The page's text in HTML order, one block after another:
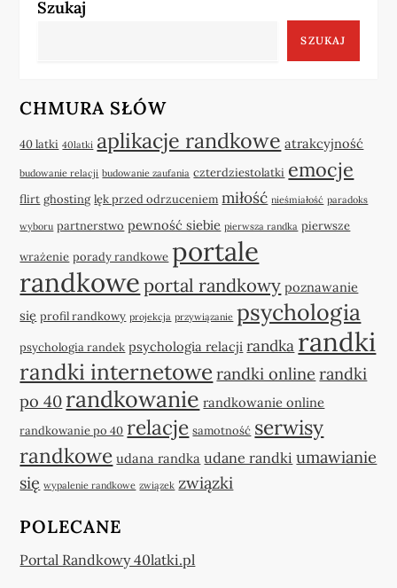
Szukaj
SZUKAJ
CHMURA SŁÓW
40 latki 40latki aplikacje randkowe atrakcyjność
budowanie relacji budowanie zaufania czterdziestolatki emocje
flirt ghosting lęk przed odrzuceniem miłość nieśmiałość paradoks
wyboru partnerstwo pewność siebie pierwsza randka pierwsze
wrażenie porady randkowe portale
randkowe portal randkowy poznawanie
się profil randkowy projekcja przywiązanie psychologia
psychologia randek psychologia relacji randka randki
randki internetowe randki online randki
po 40 randkowanie randkowanie online
randkowanie po 40 relacje samotność serwisy
randkowe udana randka udane randki umawianie
się wypalenie randkowe związek związki
POLECANE
Portal Randkowy 40latki.pl